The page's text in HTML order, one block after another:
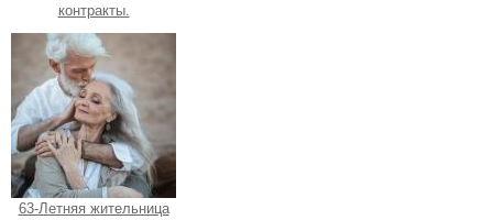
контракты.
63-Летняя жительница